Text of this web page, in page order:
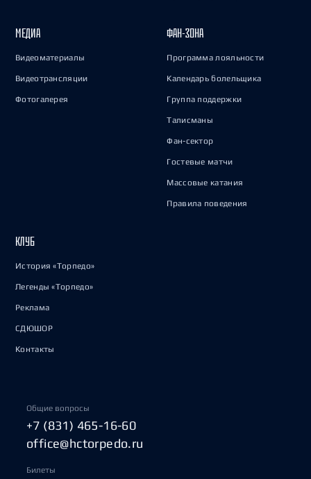
МЕДИА
Видеоматериалы
Видеотрансляции
Фотогалерея
ФАН-ЗОНА
Программа лояльности
Календарь болельщика
Группа поддержки
Талисманы
Фан-сектор
Гостевые матчи
Массовые катания
Правила поведения
КЛУБ
История «Торпедо»
Легенды «Торпедо»
Реклама
СДЮШОР
Контакты
Общие вопросы
+7 (831) 465-16-60
office@hctorpedo.ru
Билеты